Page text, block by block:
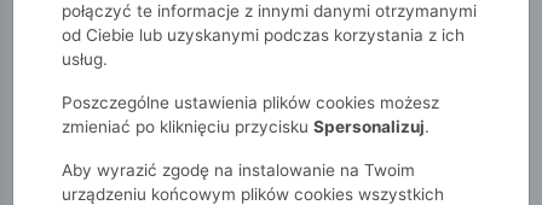
51015kids Niemowlak Chłopcy
CHŁOPCY
POKAŻ FILTRY
połączyć te informacje z innymi danymi otrzymanymi
od Ciebie lub uzyskanymi podczas korzystania z ich
usług.
Poszczególne ustawienia plików cookies możesz
zmieniać po kliknięciu przycisku Spersonalizuj.
Aby wyrazić zgodę na instalowanie na Twoim
urządzeniu końcowym plików cookies wszystkich